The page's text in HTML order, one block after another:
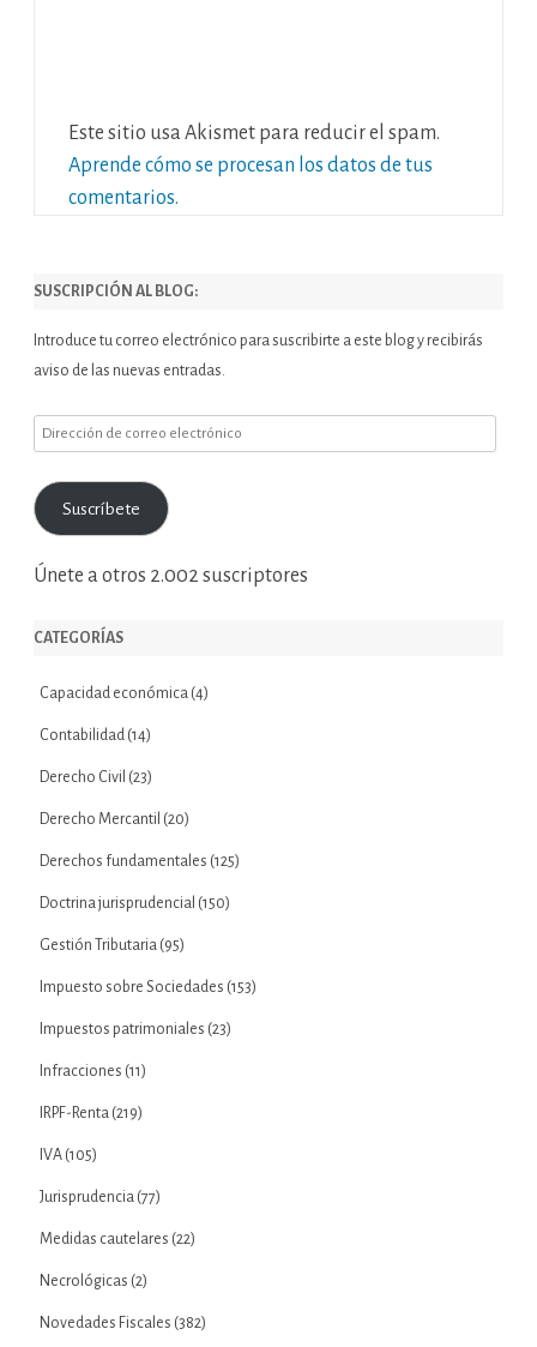
Este sitio usa Akismet para reducir el spam.
Aprende cómo se procesan los datos de tus
comentarios.
SUSCRIPCIÓN AL BLOG:
Introduce tu correo electrónico para suscribirte a este blog y recibirás
aviso de las nuevas entradas.
Dirección
correo
electrónico
Suscríbete
Únete a otros 2.002 suscriptores
CATEGORÍAS
Capacidad económica (4)
Contabilidad (14)
Derecho Civil (23)
Derecho Mercantil (20)
Derechos fundamentales (125)
Doctrina jurisprudencial (150)
Gestión Tributaria (95)
Impuesto sobre Sociedades (153)
Impuestos patrimoniales (23)
Infracciones (11)
IRPF-Renta (219)
IVA (105)
Jurisprudencia (77)
Medidas cautelares (22)
Necrológicas (2)
Novedades Fiscales (382)